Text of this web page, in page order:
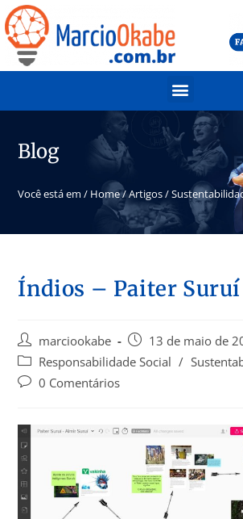
Blog
Você está em / Home/Artigos/
Índios – Paiter Suruí
marciookabe
13 de maio de
Responsabilidade Social
/
0 Comentários